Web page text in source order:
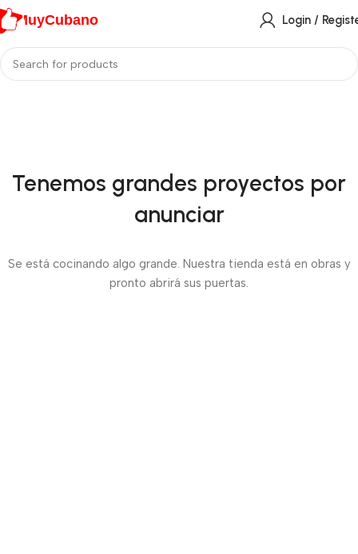
MuyCubano Login /
Tenemos grandes proyectos por
anunciar
Se está cocinando algo grande. Nuestra tienda está en obras y
pronto abrirá sus puertas.